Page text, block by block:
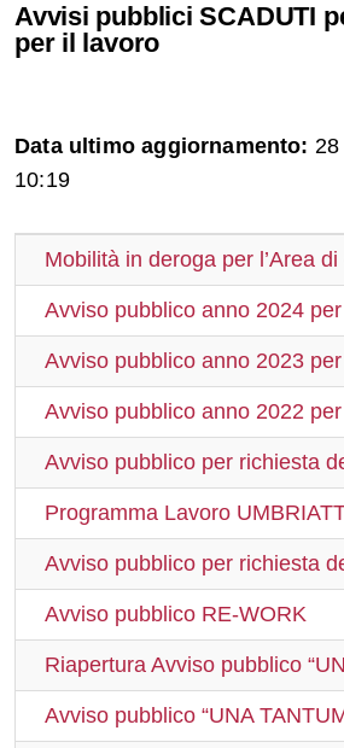
Avvisi pubblici SCADUTI
per il lavoro
Data ultimo aggiornamento: 28
10:19
Mobilità in deroga per l’Area
Avviso pubblico anno 2024
Avviso pubblico anno 2023
Avviso pubblico anno 2022
Avviso pubblico per richiesta
Programma Lavoro
Avviso pubblico per richiesta
Avviso pubblico RE-WORK
Riapertura Avviso pubblico
Avviso pubblico “UNA